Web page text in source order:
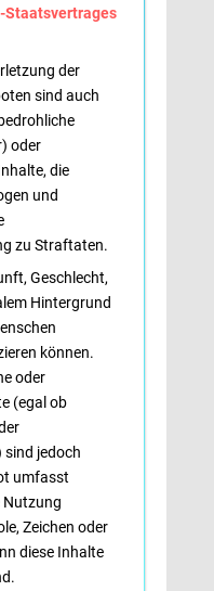
Staatsvertrages
der
sind auch
oder
die
und
zu Straftaten.
Geschlecht,
Hintergrund
können.
oder
(egal ob
jedoch
umfasst
Nutzung
Zeichen oder
diese Inhalte